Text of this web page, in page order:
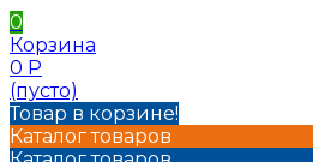
0
Корзина
0 Р
(пусто)
Товар в корзине!
Каталог товаров